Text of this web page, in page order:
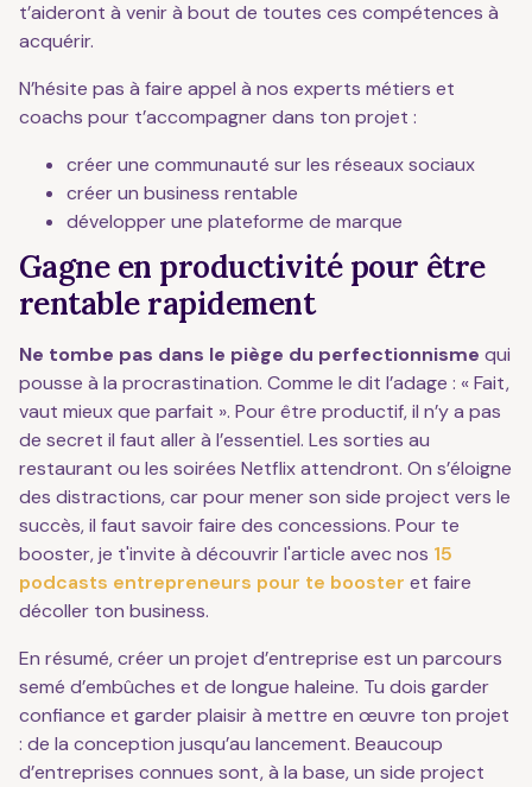
t’aideront à venir à bout de toutes ces compétences à
acquérir.
N’hésite pas à faire appel à nos experts métiers et
coachs pour t’accompagner dans ton projet :
créer une communauté sur les réseaux sociaux
créer un business rentable
développer une plateforme de marque
Gagne en productivité pour être
rentable rapidement
Ne tombe pas dans le piège du perfectionnisme qui
pousse à la procrastination. Comme le dit l’adage : « Fait,
vaut mieux que parfait ». Pour être productif, il n’y a pas
de secret il faut aller à l’essentiel. Les sorties au
restaurant ou les soirées Netflix attendront. On s’éloigne
des distractions, car pour mener son side project vers le
succès, il faut savoir faire des concessions. Pour te
booster, je t'invite à découvrir l'article avec nos 15
podcasts entrepreneurs pour te booster et faire
décoller ton business.
En résumé, créer un projet d’entreprise est un parcours
semé d’embûches et de longue haleine. Tu dois garder
confiance et garder plaisir à mettre en œuvre ton projet
: de la conception jusqu’au lancement. Beaucoup
d’entreprises connues sont, à la base, un side project